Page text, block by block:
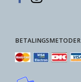
BETALINGSMETODER